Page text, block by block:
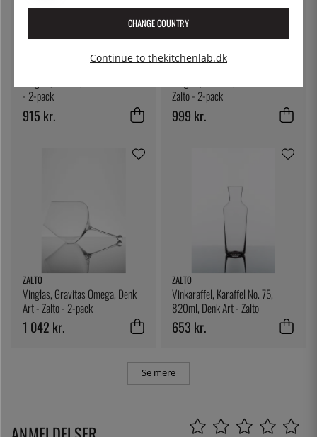
- 2-pack
915 kr.
Zalto - 2-pack
999 kr.
ZALTO
Vinglas, Gravitas Omega, Denk
Art - Zalto - 2-pack
1 042 kr.
ZALTO
Vinkaraffel, Karaffel No. 75,
820ml, Denk Art - Zalto
653 kr.
Se mere
CHANGE COUNTRY
Continue to thekitchenlab.dk